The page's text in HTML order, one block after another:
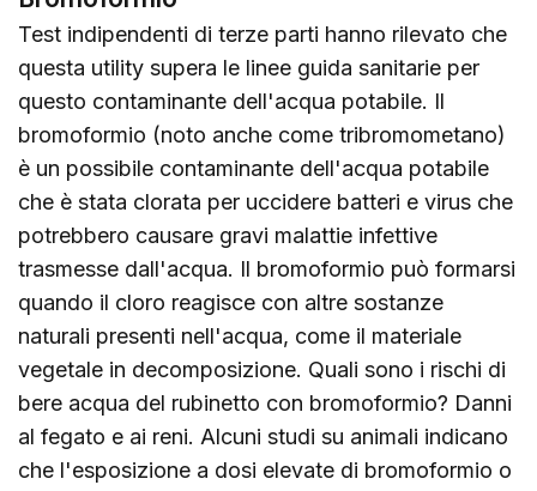
Test indipendenti di terze parti hanno rilevato che
questa utility supera le linee guida sanitarie per
questo contaminante dell'acqua potabile. Il
bromoformio (noto anche come tribromometano)
è un possibile contaminante dell'acqua potabile
che è stata clorata per uccidere batteri e virus che
potrebbero causare gravi malattie infettive
trasmesse dall'acqua. Il bromoformio può formarsi
quando il cloro reagisce con altre sostanze
naturali presenti nell'acqua, come il materiale
vegetale in decomposizione. Quali sono i rischi di
bere acqua del rubinetto con bromoformio? Danni
al fegato e ai reni. Alcuni studi su animali indicano
che l'esposizione a dosi elevate di bromoformio o